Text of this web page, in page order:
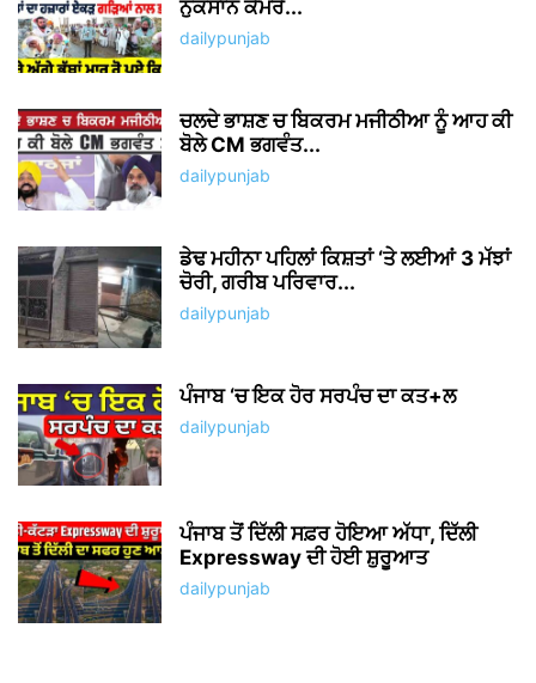
ਨੁਕਸਾਨ ਕੈਮਰੇ...
dailypunjab
ਚਲਦੇ ਭਾਸ਼ਣ ਚ ਬਿਕਰਮ ਮਜੀਠੀਆ ਨੂੰ ਆਹ ਕੀ
ਬੋਲੇ CM ਭਗਵੰਤ...
dailypunjab
ਡੇਢ ਮਹੀਨਾ ਪਹਿਲਾਂ ਕਿਸ਼ਤਾਂ ‘ਤੇ ਲਈਆਂ 3 ਮੱਝਾਂ
ਚੋਰੀ, ਗਰੀਬ ਪਰਿਵਾਰ...
dailypunjab
ਪੰਜਾਬ ‘ਚ ਇਕ ਹੋਰ ਸਰਪੰਚ ਦਾ ਕਤ+ਲ
dailypunjab
ਪੰਜਾਬ ਤੋਂ ਦਿੱਲੀ ਸਫ਼ਰ ਹੋਇਆ ਅੱਧਾ, ਦਿੱਲੀ
Expressway ਦੀ ਹੋਈ ਸ਼ੁਰੂਆਤ
dailypunjab